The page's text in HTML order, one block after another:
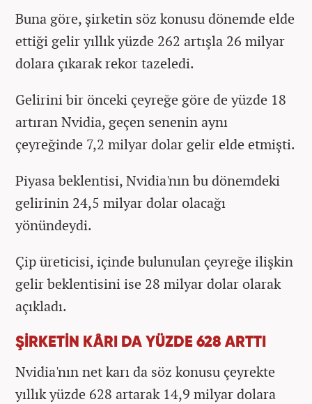
Buna göre, şirketin söz konusu dönemde elde
ettiği gelir yıllık yüzde 262 artışla 26 milyar
dolara çıkarak rekor tazeledi.
Gelirini bir önceki çeyreğe göre de yüzde 18
artıran Nvidia, geçen senenin aynı
çeyreğinde 7,2 milyar dolar gelir elde etmişti.
Piyasa beklentisi, Nvidia'nın bu dönemdeki
gelirinin 24,5 milyar dolar olacağı
yönündeydi.
Çip üreticisi, içinde bulunulan çeyreğe ilişkin
gelir beklentisini ise 28 milyar dolar olarak
açıkladı.
ŞİRKETİN KÂRI DA YÜZDE 628 ARTTI
Nvidia'nın net karı da söz konusu çeyrekte
yıllık yüzde 628 artarak 14,9 milyar dolara